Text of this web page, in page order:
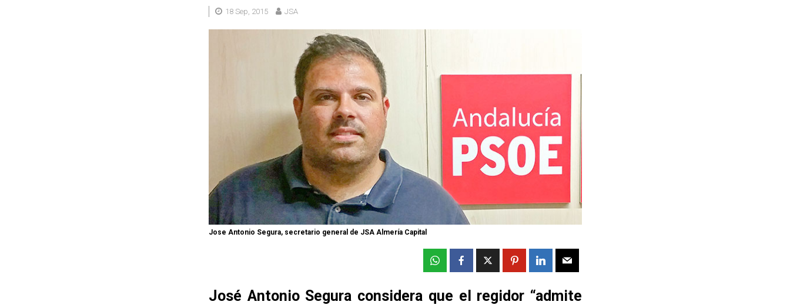
18 Sep, 2015 JSA
Jose Antonio Segura, secretario general de JSA Almería Capital
José Antonio Segura considera que el regidor “admite